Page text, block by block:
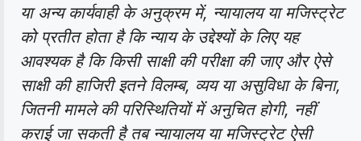
या अन्य कार्यवाही के अनुक्रम में, न्यायालय या मजिस्ट्रेट
को प्रतीत होता है कि न्याय के उद्देश्यों के लिए यह
आवश्यक है कि किसी साक्षी की परीक्षा की जाए और ऐसे
साक्षी की हाजिरी इतने विलम्ब, व्यय या असुविधा के बिना,
जितनी मामले की परिस्थितियों में अनुचित होगी, नहीं
कराई जा सकती है तब न्यायालय या मजिस्ट्रेट ऐसी